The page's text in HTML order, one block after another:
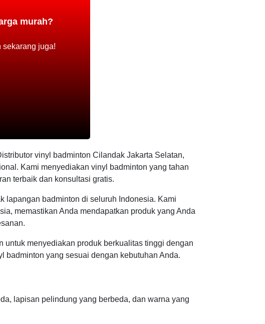
murah?
sekarang juga!
vinyl badminton Cilandak Jakarta Selatan,
Kami menyediakan vinyl badminton yang tahan
terbaik dan konsultasi gratis.
lapangan badminton di seluruh Indonesia. Kami
memastikan Anda mendapatkan produk yang Anda
untuk menyediakan produk berkualitas tinggi dengan
badminton yang sesuai dengan kebutuhan Anda.
lapisan pelindung yang berbeda, dan warna yang